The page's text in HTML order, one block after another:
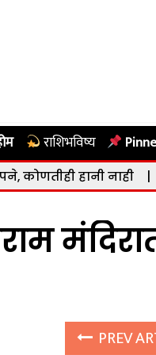
राशिभविष्य
नाही | नाशिक
PREV